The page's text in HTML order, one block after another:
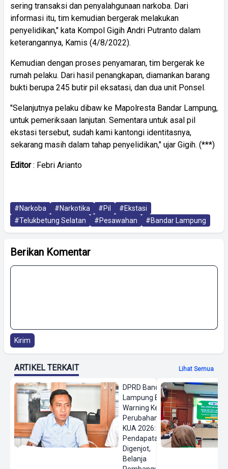
sering transaksi dan penyalahgunaan narkoba. Dari
informasi itu, tim kemudian bergerak melakukan
penyelidikan," kata Kompol Gigih Andri Putranto dalam
keterangannya, Kamis (4/8/2022).
Kemudian dengan proses penyamaran, tim bergerak ke
rumah pelaku. Dari hasil penangkapan, diamankan barang
bukti berupa 245 butir pil eksatasi, dan dua unit Ponsel.
"Selanjutnya pelaku dibaw ke Mapolresta Bandar Lampung,
untuk pemeriksaan lanjutan. Sementara untuk asal pil
ekstasi tersebut, sudah kami kantongi identitasnya,
sekarang masih dalam tahap penyelidikan," ujar Gigih. (***)
Editor: Febri Arianto
#Narkoba #Narkotika #Pil
#Ekstasi
#Telukbetung Selatan
#Pesawahan #Bandar Lampung
Berikan Komentar
Kirim
ARTIKEL TERKAIT Lihat Semua
DPRD Bandar
Lampung Beri
Warning Keras
Perubahan
KUA 2026:
Pendapatan
Digenjot,
Belanja